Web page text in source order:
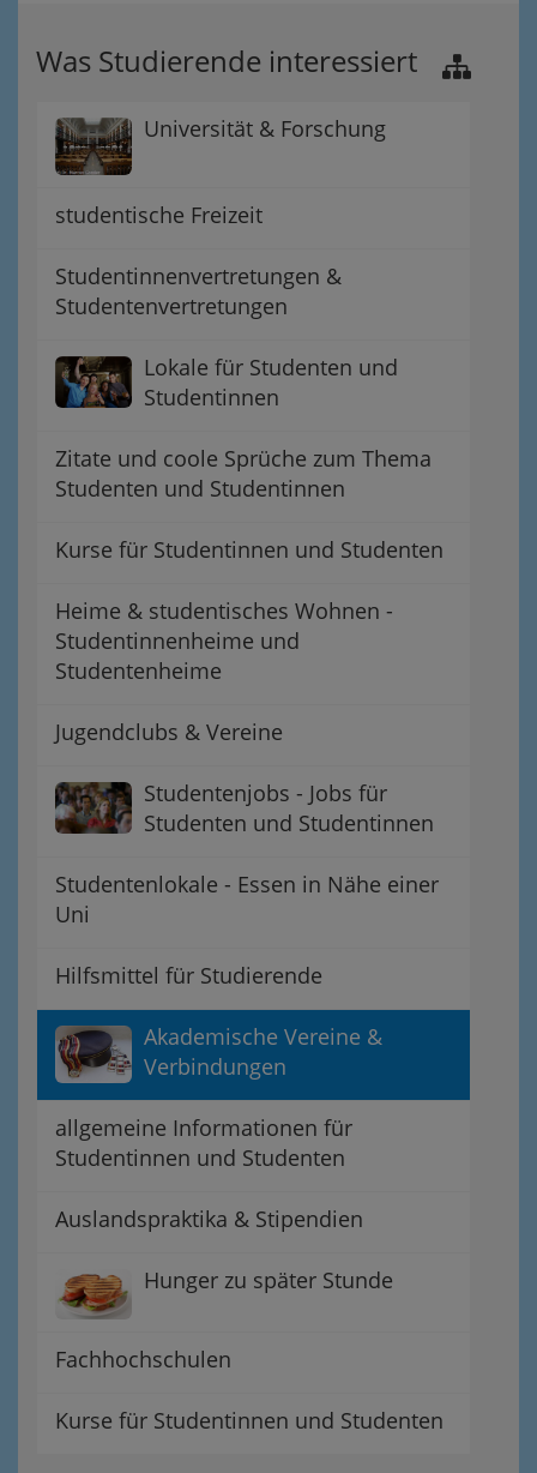
Was Studierende interessiert
Universität & Forschung
studentische Freizeit
Studentinnenvertretungen &
Studentenvertretungen
Lokale für Studenten und
Studentinnen
Zitate und coole Sprüche zum Thema
Studenten und Studentinnen
Kurse für Studentinnen und Studenten
Heime & studentisches Wohnen -
Studentinnenheime und
Studentenheime
Jugendclubs & Vereine
Studentenjobs - Jobs für
Studenten und Studentinnen
Studentenlokale - Essen in Nähe einer
Uni
Hilfsmittel für Studierende
Akademische Vereine &
Verbindungen
allgemeine Informationen für
Studentinnen und Studenten
Auslandspraktika & Stipendien
Hunger zu später Stunde
Fachhochschulen
Kurse für Studentinnen und Studenten